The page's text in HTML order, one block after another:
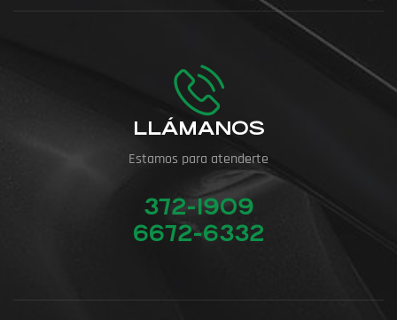
LLÁMANOS
Estamos para atenderte
372-1909
6672-6332